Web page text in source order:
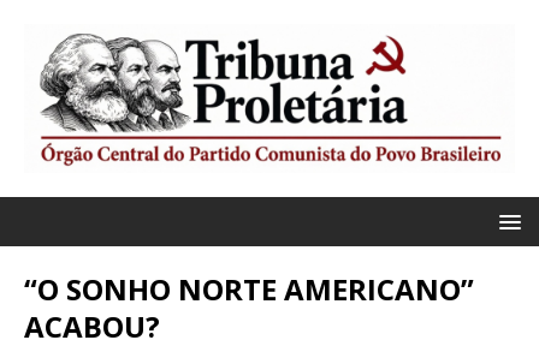
“O SONHO NORTE AMERICANO”
ACABOU?